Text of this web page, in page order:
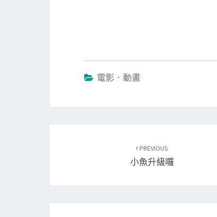
電影．動畫
PREVIOUS
小魚升級囉